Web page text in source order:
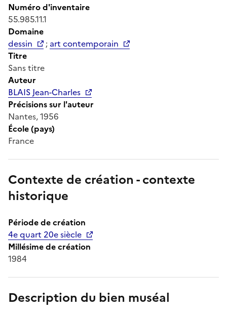
Numéro d'inventaire
55.985.11.1
Domaine
dessin
; art contemporain
Titre
Sans titre
Auteur
BLAIS Jean-Charles
Précisions sur l'auteur
Nantes, 1956
École (pays)
France
Contexte de création - contexte
historique
Période de création
4e quart 20e siècle
Millésime de création
1984
Description du bien muséal